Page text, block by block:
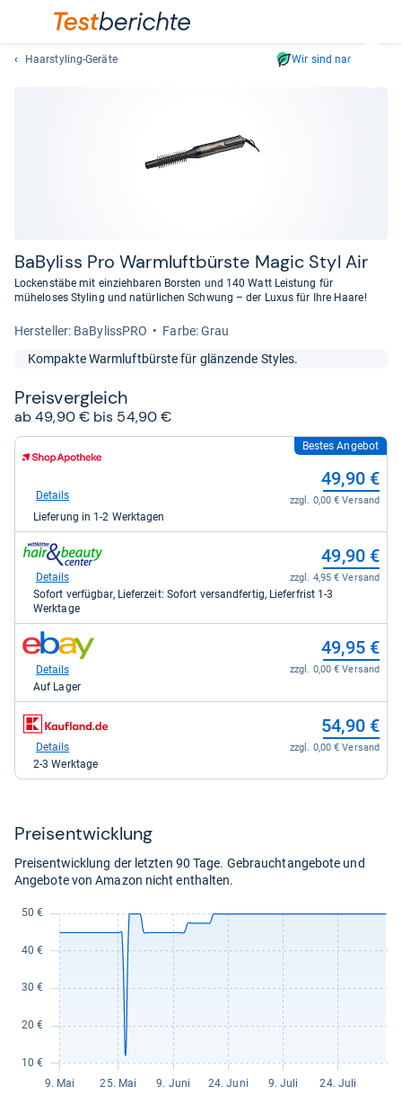
lassen
Haarstyling-Geräte Wir sind nachhaltig
BaBy­liss Pro Warm­luft­bürste Magic Styl Air
Lockenstäbe mit einziehbaren Borsten und 140 Watt Leistung für
müheloses Styling und natürlichen Schwung – der Luxus für Ihre Haare!
Her­stel­ler: BaBylissPRO
Farbe: Grau
Kompakte Warmluftbürste für glänzende Styles.
Preis­ver­gleich
ab 49,90 € bis 54,90 €
zum
Shop:
Shop
DE
49,90
kaufen.
Bestes Angebot
49,90 €
zzgl. 0,00 € Versand
Details
Lieferung in 1-2 Werktagen
zum
Shop:
hair
center
für
kaufen.
49,90 €
zzgl. 4,95 € Versand
Details
Sofort verfügbar, Lieferzeit: Sofort versandfertig, Lieferfrist 1-3
Werktage
zum
Shop:
eBay
kaufen.
49,95 €
zzgl. 0,00 € Versand
Details
Auf Lager
zum
Shop:
Kaufland.de
54,90 €
zzgl. 0,00 € Versand
Details
2-3 Werktage
Preis­ent­wick­lung
Preisentwicklung der letzten 90 Tage. Gebrauchtangebote und
Angebote von Amazon nicht enthalten.